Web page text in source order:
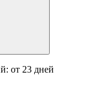
от 23 дней